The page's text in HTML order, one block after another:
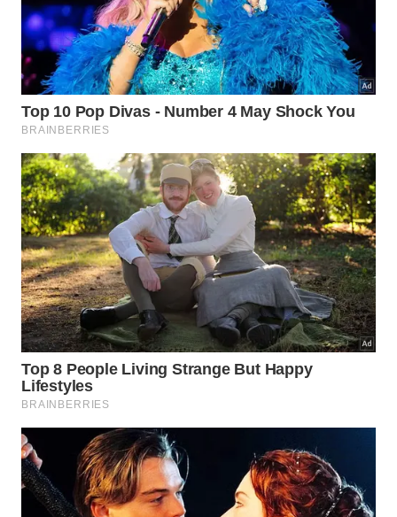
Provas do Enem 2022
As provas serão realizadas nos dias 13 e 20 de
novembro. A aplicação dos testes impressos
seguirá o horário de Brasília. A abertura dos portões
será às 12h, e o fechamento às 13h. O início das
provas será às 13h30.
No primeiro dia de Enem, o término das provas será
às 19h. No segundo dia de testes, às 18h30.